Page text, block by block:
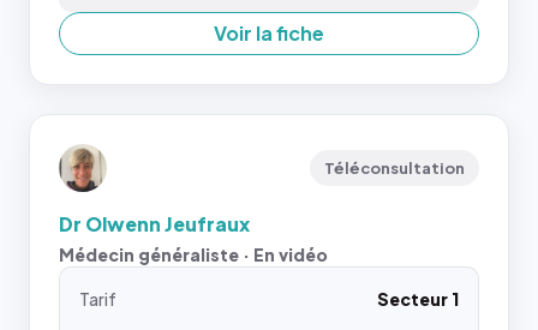
Voir la fiche
Téléconsultation
Dr Olwenn Jeufraux
Médecin généraliste · En vidéo
Tarif
Secteur 1